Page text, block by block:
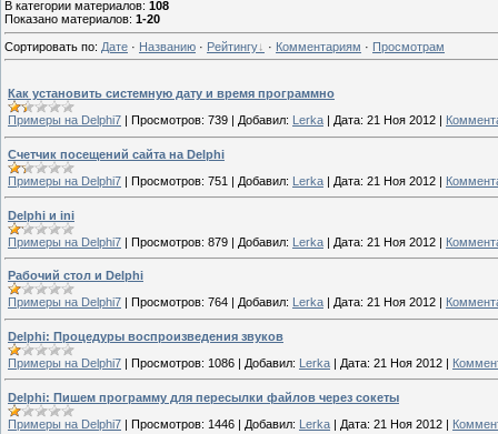
В категории материалов: 108
Показано материалов: 1-20
Сортировать по: Дате · Названию · Рейтингу · Комментариям · Просмотрам
Как установить системную дату и время программно
Примеры на Delphi7
Просмотров: 739 Добавил: Lerka Дата: 21 Ноя 2012
Счетчик посещений сайта на Delphi
Примеры на Delphi7 | Просмотров: 751 | Добавил: Lerka | Дата: 21 Ноя 2012 |
Delphi и ini
Примеры на Delphi7 | Просмотров: 879 | Добавил: Lerka | Дата: 21 Ноя 2012 |
Рабочий стол и Delphi
Примеры на Delphi7
Просмотров: 764 Добавил: Lerka Дата: 21 Ноя 2012
Delphi: Процедуры воспроизведения звуков
Примеры на Delphi7 | Просмотров: 1086 | Добавил: Lerka | Дата: 21 Ноя 2012 |
Delphi: Пишем программу для пересылки файлов через сокеты
Примеры на Delphi7 | Просмотров: 1446 | Добавил: Lerka | Дата: 21 Ноя 2012 |